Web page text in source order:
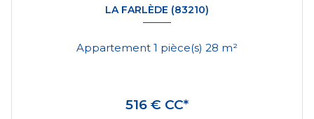
LA FARLÈDE (83210)
Appartement 1 pièce(s) 28 m²
516 € CC*